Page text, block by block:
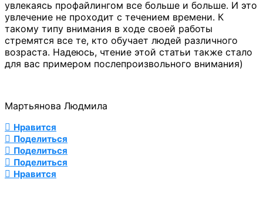
увлекаясь профайлингом все больше и больше. И это
увлечение не проходит с течением времени. К
такому типу внимания в ходе своей работы
стремятся все те, кто обучает людей различного
возраста. Надеюсь, чтение этой статьи также стало
для вас примером послепроизвольного внимания)
Мартьянова Людмила
Нравится
Поделиться
Поделиться
Поделиться
Нравится